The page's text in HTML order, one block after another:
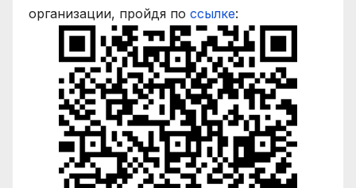
организации, пройдя по ссылке: